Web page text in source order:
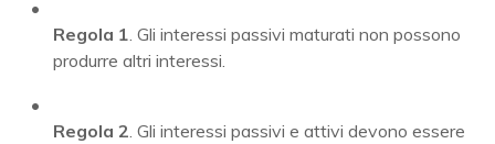
Regola 1 . Gli interessi passivi maturati non possono
produrre altri interessi.
Regola 2 . Gli interessi passivi e attivi devono essere